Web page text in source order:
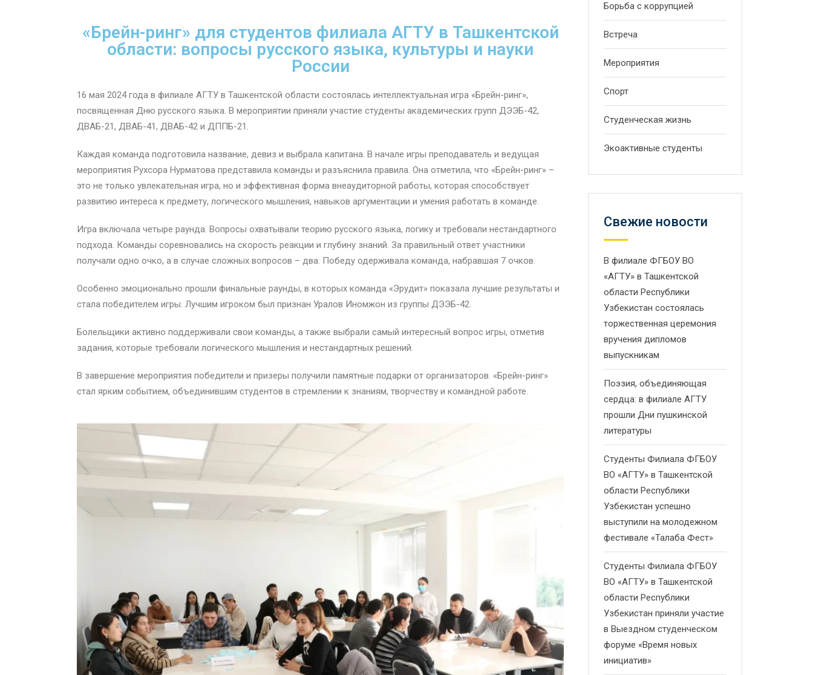
«Брейн-ринг» для студентов филиала АГТУ в Ташкентской
области: вопросы русского языка, культуры и науки
России
16 мая 2024 года в филиале АГТУ в Ташкентской области состоялась интеллектуальная игра «Брейн-ринг»,
посвященная Дню русского языка. В мероприятии приняли участие студенты академических групп ДЭЭБ-42,
ДВАБ-21, ДВАБ-41, ДВАБ-42 и ДППБ-21.
Каждая команда подготовила название, девиз и выбрала капитана. В начале игры преподаватель и ведущая
мероприятия Рухсора Нурматова представила команды и разъяснила правила. Она отметила, что «Брейн-ринг» –
это не только увлекательная игра, но и эффективная форма внеаудиторной работы, которая способствует
развитию интереса к предмету, логического мышления, навыков аргументации и умения работать в команде.
Игра включала четыре раунда. Вопросы охватывали теорию русского языка, логику и требовали нестандартного
подхода. Команды соревновались на скорость реакции и глубину знаний. За правильный ответ участники
получали одно очко, а в случае сложных вопросов – два. Победу одерживала команда, набравшая 7 очков.
Особенно эмоционально прошли финальные раунды, в которых команда «Эрудит» показала лучшие результаты и
стала победителем игры. Лучшим игроком был признан Уралов Иномжон из группы ДЭЭБ-42.
Болельщики активно поддерживали свои команды, а также выбрали самый интересный вопрос игры, отметив
задания, которые требовали логического мышления и нестандартных решений.
В завершение мероприятия победители и призеры получили памятные подарки от организаторов. «Брейн-ринг»
стал ярким событием, объединившим студентов в стремлении к знаниям, творчеству и командной работе.
Борьба с коррупцией
Встреча
Мероприятия
Спорт
Студенческая жизнь
Экоактивные студенты
Свежие новости
В филиале ФГБОУ ВО
«АГТУ» в Ташкентской
области Республики
Узбекистан состоялась
торжественная церемония
вручения дипломов
выпускникам
Поэзия, объединяющая
сердца: в филиале АГТУ
прошли Дни пушкинской
литературы
Студенты Филиала ФГБОУ
ВО «АГТУ» в Ташкентской
области Республики
Узбекистан успешно
выступили на молодежном
фестивале «Талаба Фест»
Студенты Филиала ФГБОУ
ВО «АГТУ» в Ташкентской
области Республики
Узбекистан приняли участие
в Выездном студенческом
форуме «Время новых
инициатив»